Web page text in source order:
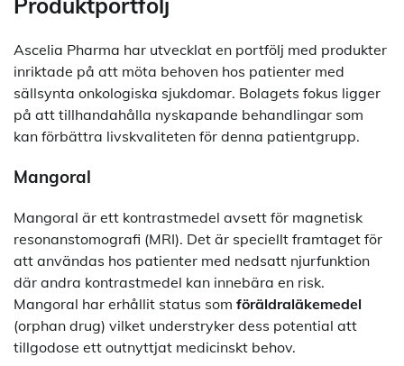
Ascelia Pharma har utvecklat en portfölj med produkter
inriktade på att möta behoven hos patienter med
sällsynta onkologiska sjukdomar. Bolagets fokus ligger
på att tillhandahålla nyskapande behandlingar som
kan förbättra livskvaliteten för denna patientgrupp.
Mangoral
Mangoral är ett kontrastmedel avsett för magnetisk
resonanstomografi (MRI). Det är speciellt framtaget för
att användas hos patienter med nedsatt njurfunktion
där andra kontrastmedel kan innebära en risk.
Mangoral har erhållit status som föräldraläkemedel
(orphan drug) vilket understryker dess potential att
tillgodose ett outnyttjat medicinskt behov.